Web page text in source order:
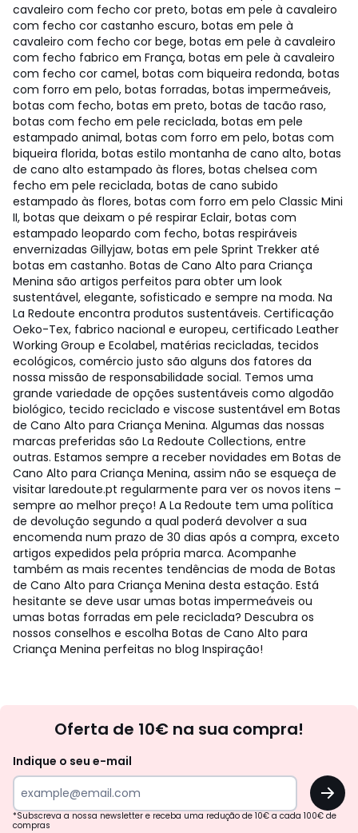
cavaleiro com fecho cor preto, botas em pele à cavaleiro
com fecho cor castanho escuro, botas em pele à
cavaleiro com fecho cor bege, botas em pele à cavaleiro
com fecho fabrico em França, botas em pele à cavaleiro
com fecho cor camel, botas com biqueira redonda, botas
com forro em pelo, botas forradas, botas impermeáveis,
botas com fecho, botas em preto, botas de tacão raso,
botas com fecho em pele reciclada, botas em pele
estampado animal, botas com forro em pelo, botas com
biqueira florida, botas estilo montanha de cano alto, botas
de cano alto estampado às flores, botas chelsea com
fecho em pele reciclada, botas de cano subido
estampado às flores, botas com forro em pelo Classic Mini
II, botas que deixam o pé respirar Eclair, botas com
estampado leopardo com fecho, botas respiráveis
envernizadas Gillyjaw, botas em pele Sprint Trekker até
botas em castanho. Botas de Cano Alto para Criança
Menina são artigos perfeitos para obter um look
sustentável, elegante, sofisticado e sempre na moda. Na
La Redoute encontra produtos sustentáveis. Certificação
Oeko-Tex, fabrico nacional e europeu, certificado Leather
Working Group e Ecolabel, matérias recicladas, tecidos
ecológicos, comércio justo são alguns dos fatores da
nossa missão de responsabilidade social. Temos uma
grande variedade de opções sustentáveis como algodão
biológico, tecido reciclado e viscose sustentável em Botas
de Cano Alto para Criança Menina. Algumas das nossas
marcas preferidas são La Redoute Collections, entre
outras. Estamos sempre a receber novidades em Botas de
Cano Alto para Criança Menina, assim não se esqueça de
visitar laredoute.pt regularmente para ver os novos itens –
sempre ao melhor preço! A La Redoute tem uma política
de devolução segundo a qual poderá devolver a sua
encomenda num prazo de 30 dias após a compra, exceto
artigos expedidos pela própria marca. Acompanhe
também as mais recentes tendências de moda de Botas
de Cano Alto para Criança Menina desta estação. Está
hesitante se deve usar umas botas impermeáveis ou
umas botas forradas em pele reciclada? Descubra os
nossos conselhos e escolha Botas de Cano Alto para
Criança Menina perfeitas no blog Inspiração!
Oferta de 10€ na sua compra!
Indique o seu e-mail
OK
*Subscreva a nossa newsletter e receba uma redução de 10€ a cada 100€ de
compras